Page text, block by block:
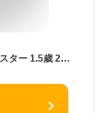
おさつスイスイ セルフでピピッ アンパンマンレジスター 1.5歳 2歳 3歳 4歳 5歳 アンパンマン おもちゃ 男の子 女の子 誕生日 ギフト プレゼント 記念日 子供 孫 ままごと おもちゃ 1歳 アンパンマン 赤ちゃん 2歳 誕生日 プレゼント セガフェイブ セガトイズ